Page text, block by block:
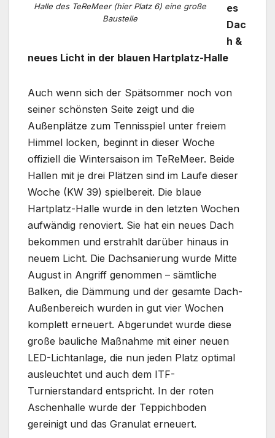
Halle des TeReMeer (hier Platz 6) eine große
Baustelle
es
Dac
h &
neues Licht in der blauen Hartplatz-Halle
Auch wenn sich der Spätsommer noch von
seiner schönsten Seite zeigt und die
Außenplätze zum Tennisspiel unter freiem
Himmel locken, beginnt in dieser Woche
offiziell die Wintersaison im TeReMeer. Beide
Hallen mit je drei Plätzen sind im Laufe dieser
Woche (KW 39) spielbereit. Die blaue
Hartplatz-Halle wurde in den letzten Wochen
aufwändig renoviert. Sie hat ein neues Dach
bekommen und erstrahlt darüber hinaus in
neuem Licht. Die Dachsanierung wurde Mitte
August in Angriff genommen – sämtliche
Balken, die Dämmung und der gesamte Dach-
Außenbereich wurden in gut vier Wochen
komplett erneuert. Abgerundet wurde diese
große bauliche Maßnahme mit einer neuen
LED-Lichtanlage, die nun jeden Platz optimal
ausleuchtet und auch dem ITF-
Turnierstandard entspricht. In der roten
Aschenhalle wurde der Teppichboden
gereinigt und das Granulat erneuert.